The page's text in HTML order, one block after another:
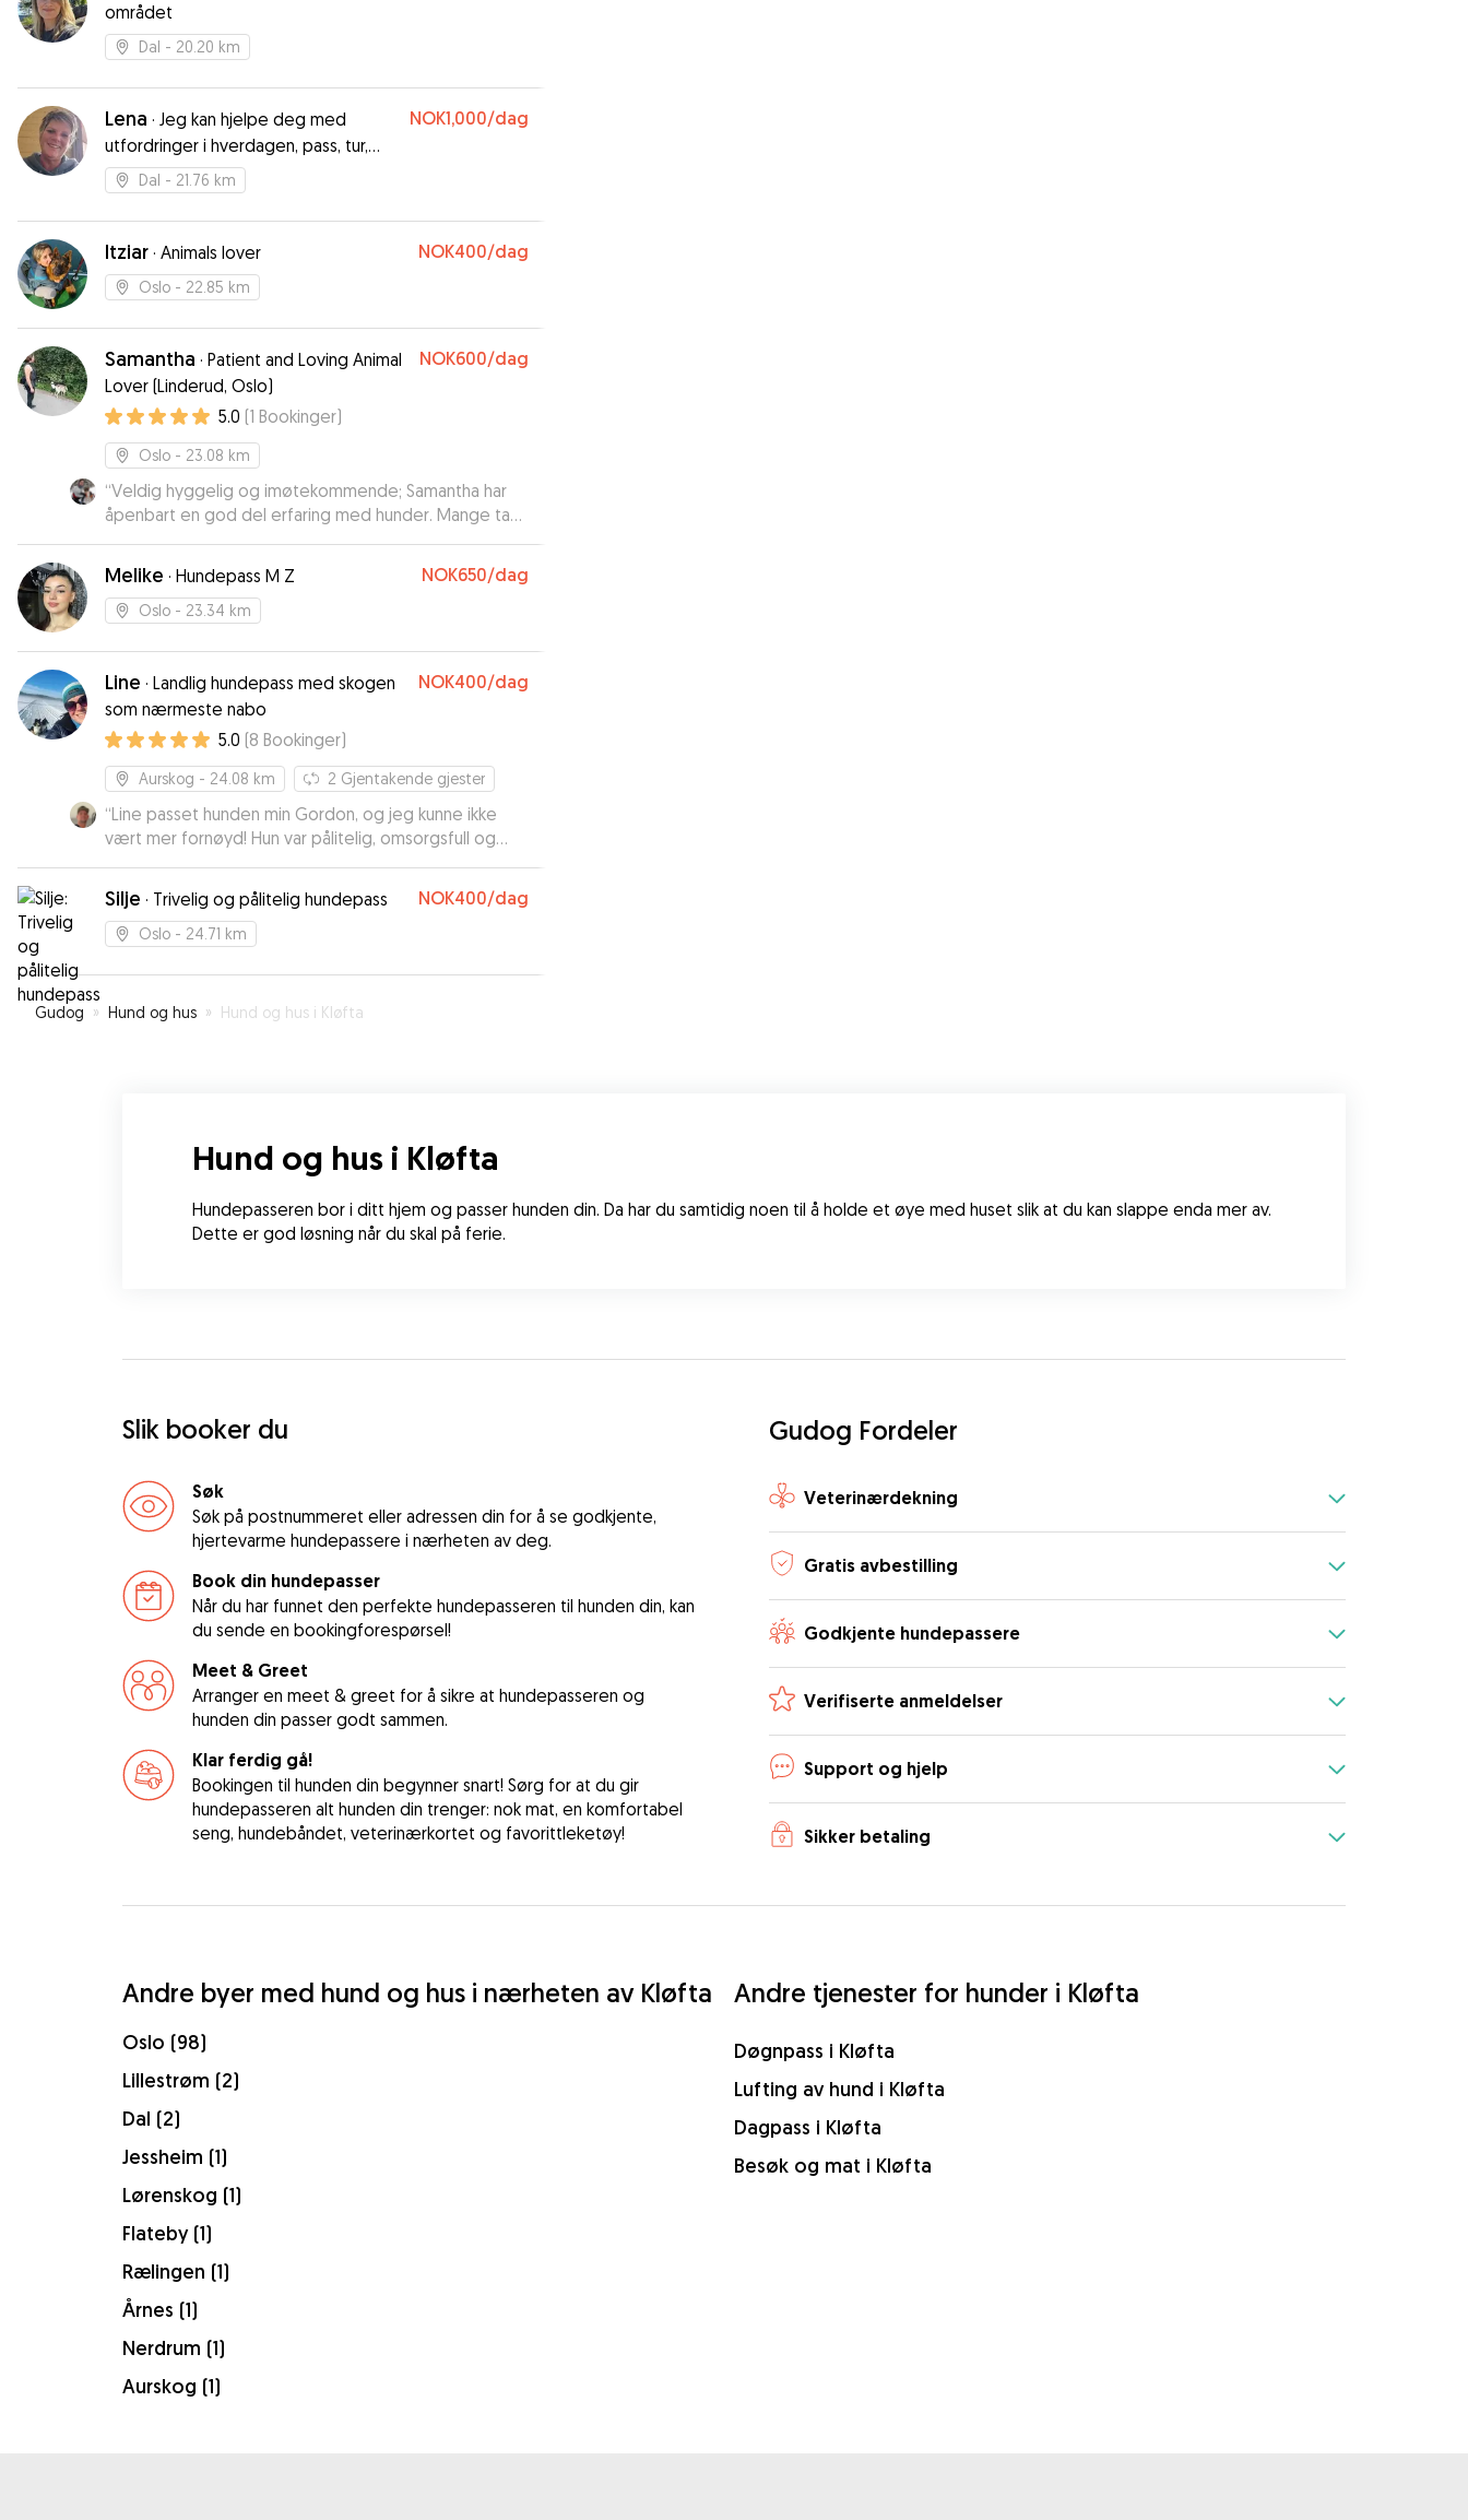
området
Dal - 20.20 km
Lena · Jeg kan hjelpe deg med
utfordringer i hverdagen, pass, tur,
trening osv..
NOK1,000/dag
Dal - 21.76 km
Itziar · Animals lover NOK400/dag
Oslo - 22.85 km
Samantha · Patient and Loving Animal
Lover (Linderud, Oslo)
NOK600/dag
5.0 (1 Bookinger)
Oslo - 23.08 km
“Veldig hyggelig og imøtekommende; Samantha har
åpenbart en god del erfaring med hunder. Mange takk
for turen!”
Melike · Hundepass M Z NOK650/dag
Oslo - 23.34 km
Line · Landlig hundepass med skogen
som nærmeste nabo
NOK400/dag
5.0 (8 Bookinger)
Aurskog - 24.08 km 2 Gjentakende gjester
“Line passet hunden min Gordon, og jeg kunne ikke
vært mer fornøyd! Hun var pålitelig, omsorgsfull og
hadde tydeligvis en god kjemi med Gordon fra første
stund. Jeg følte meg helt trygg på at han var i gode
hender, og det var tydelig at han trivdes godt hos
henne. Jeg kan varmt anbefale Line til alle som trenger
Silje · Trivelig og pålitelig hundepass NOK400/dag
Oslo - 24.71 km
Gudog » Hund og hus » Hund og hus i Kløfta
Hund og hus i Kløfta
Hundepasseren bor i ditt hjem og passer hunden din. Da har du samtidig noen til å holde et øye med huset slik at du kan slappe enda mer av.
Dette er god løsning når du skal på ferie.
Slik booker du
Søk
Søk på postnummeret eller adressen din for å se godkjente,
hjertevarme hundepassere i nærheten av deg.
Book din hundepasser
Når du har funnet den perfekte hundepasseren til hunden din, kan
du sende en bookingforespørsel!
Meet & Greet
Arranger en meet & greet for å sikre at hundepasseren og
hunden din passer godt sammen.
Klar ferdig gå!
Bookingen til hunden din begynner snart! Sørg for at du gir
hundepasseren alt hunden din trenger: nok mat, en komfortabel
seng, hundebåndet, veterinærkortet og favorittleketøy!
Gudog Fordeler
Veterinærdekning
Gratis avbestilling
Godkjente hundepassere
Verifiserte anmeldelser
Support og hjelp
Sikker betaling
Andre byer med hund og hus i nærheten av Kløfta
Oslo (98)
Lillestrøm (2)
Dal (2)
Jessheim (1)
Lørenskog (1)
Flateby (1)
Rælingen (1)
Årnes (1)
Nerdrum (1)
Aurskog (1)
Andre tjenester for hunder i Kløfta
Døgnpass i Kløfta
Lufting av hund i Kløfta
Dagpass i Kløfta
Besøk og mat i Kløfta